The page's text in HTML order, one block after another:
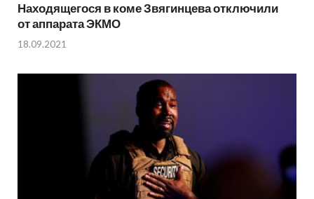
Находящегося в коме Звягинцева отключили
от аппарата ЭКМО
18.09.2021